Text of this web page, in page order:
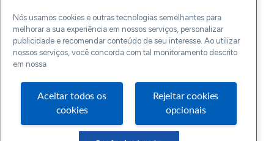
Nós usamos cookies e outras tecnologias semelhantes para
melhorar a sua experiência em nossos serviços, personalizar
publicidade e recomendar conteúdo de seu interesse. Ao utilizar
nossos serviços, você concorda com tal monitoramento descrito
em nossa
Aceitar todos os
cookies
Rejeitar cookies
opcionais